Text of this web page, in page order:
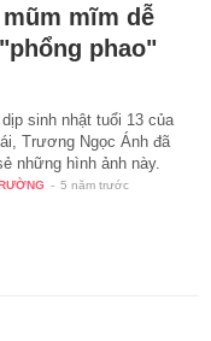
mĩm dễ
phao"
dịp sinh nhật tuổi 13 của
Trương Ngọc Ánh đã
những hình ảnh này.
- 5 năm trước